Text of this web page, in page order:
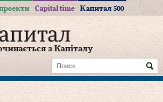
Capital time Капитал 500
з Капіталу